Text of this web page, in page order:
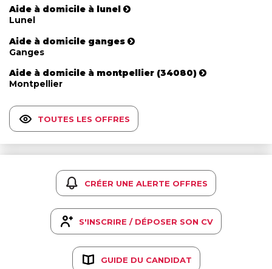
Aide à domicile à lunel
Lunel
Aide à domicile ganges
Ganges
Aide à domicile à montpellier (34080)
Montpellier
TOUTES LES OFFRES
CRÉER UNE ALERTE OFFRES
S'INSCRIRE / DÉPOSER SON CV
GUIDE DU CANDIDAT